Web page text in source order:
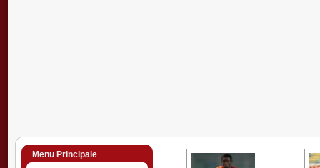
Menu Principale